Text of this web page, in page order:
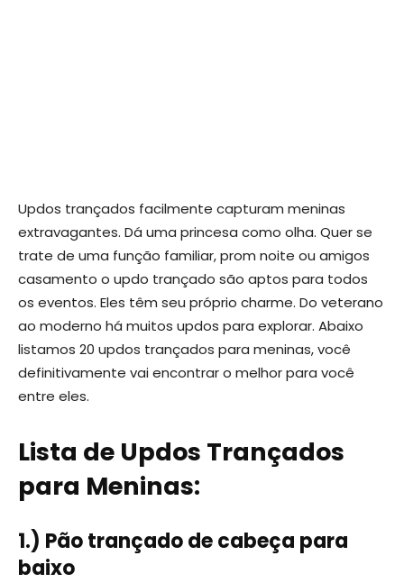
Updos trançados facilmente capturam meninas
extravagantes. Dá uma princesa como olha. Quer se
trate de uma função familiar, prom noite ou amigos
casamento o updo trançado são aptos para todos
os eventos. Eles têm seu próprio charme. Do veterano
ao moderno há muitos updos para explorar. Abaixo
listamos 20 updos trançados para meninas, você
definitivamente vai encontrar o melhor para você
entre eles.
Lista de Updos Trançados
para Meninas:
1.) Pão trançado de cabeça para
baixo